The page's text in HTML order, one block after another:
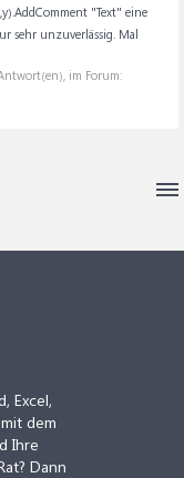
"Text" eine
sehr unzuverlässig. Mal
im Forum:
Excel,
dem
Ihre
Dann